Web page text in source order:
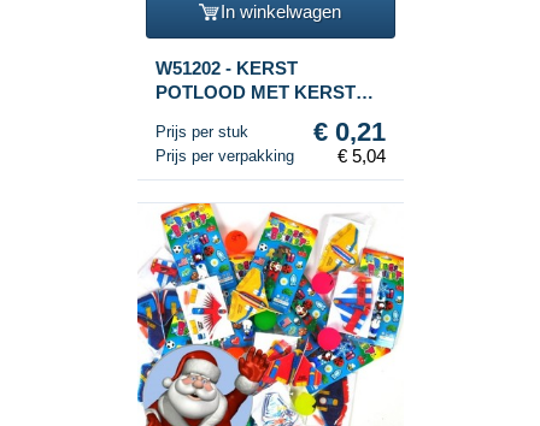
In winkelwagen
W51202 - KERST
POTLOOD MET KERST
Prijs per stuk € 0,21
Prijs per verpakking € 5,04